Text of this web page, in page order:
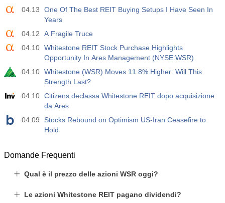
USD
Agire
-17.2 K
19:30
CFTC Nasdaq 100 Posizioni Nette Non Commerciali
Agire
4.9 K
04.13
One Of The Best REIT Buying Setups I Have Seen In
Years
04.12
A Fragile Truce
04.10 Whitestone REIT Stock Purchase Highlights
Opportunity In Ares Management (NYSE:WSR)
04.10 Whitestone (WSR) Moves 11.8% Higher: Will This
Strength Last?
04.10 Citizens declassa Whitestone REIT dopo acquisizione
da Ares
04.09
Stocks Rebound on Optimism US-Iran Ceasefire to
Hold
Domande Frequenti
Qual è il prezzo delle azioni WSR oggi?
Le azioni Whitestone REIT pagano dividendi?